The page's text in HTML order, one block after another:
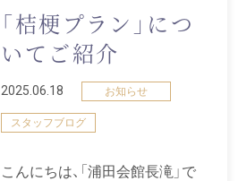
「桔梗プラン」につ
いてご紹介
2025.06.18 お知らせ
スタッフブログ
こんにちは、「浦田会館長滝」で